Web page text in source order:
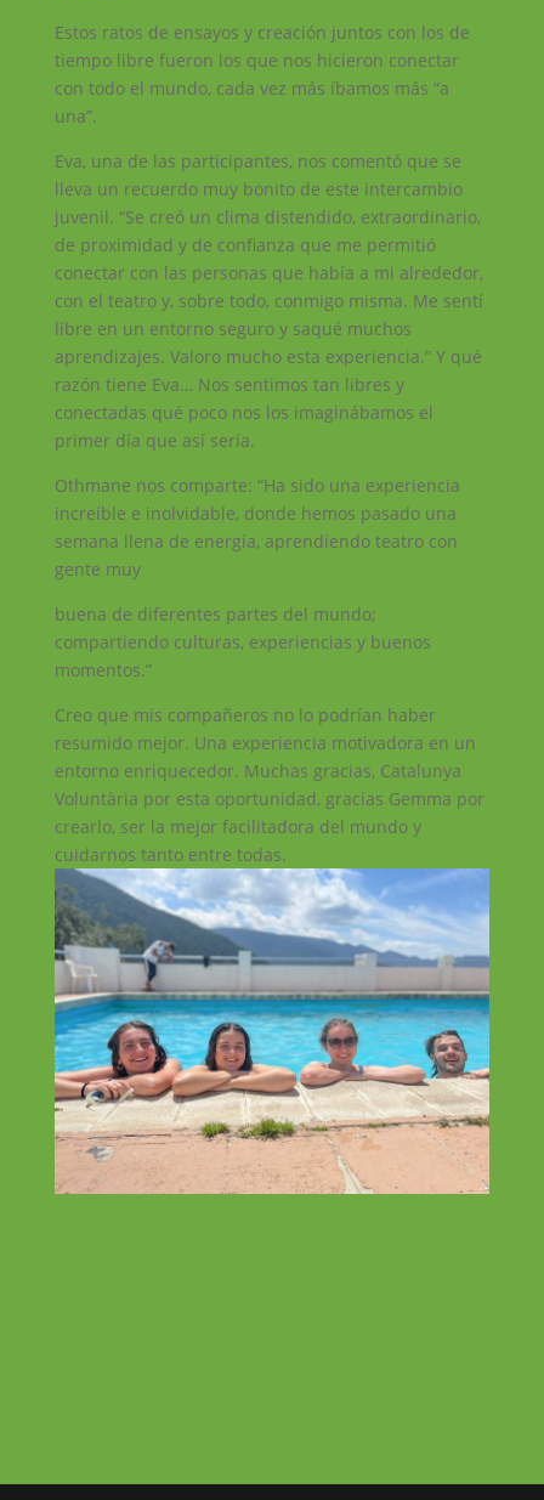
Estos ratos de ensayos y creación juntos con los de
tiempo libre fueron los que nos hicieron conectar
con todo el mundo, cada vez más íbamos más “a
una”.
Eva, una de las participantes, nos comentó que se
lleva un recuerdo muy bonito de este intercambio
juvenil. “Se creó un clima distendido, extraordinario,
de proximidad y de confianza que me permitió
conectar con las personas que había a mi alrededor,
con el teatro y, sobre todo, conmigo misma. Me sentí
libre en un entorno seguro y saqué muchos
aprendizajes. Valoro mucho esta experiencia.” Y qué
razón tiene Eva… Nos sentimos tan libres y
conectadas qué poco nos los imaginábamos el
primer día que así sería.
Othmane nos comparte: “Ha sido una experiencia
increíble e inolvidable, donde hemos pasado una
semana llena de energía, aprendiendo teatro con
gente muy
buena de diferentes partes del mundo;
compartiendo culturas, experiencias y buenos
momentos.”
Creo que mis compañeros no lo podrían haber
resumido mejor. Una experiencia motivadora en un
entorno enriquecedor. Muchas gracias, Catalunya
Voluntària por esta oportunidad, gracias Gemma por
crearlo, ser la mejor facilitadora del mundo y
cuidarnos tanto entre todas.